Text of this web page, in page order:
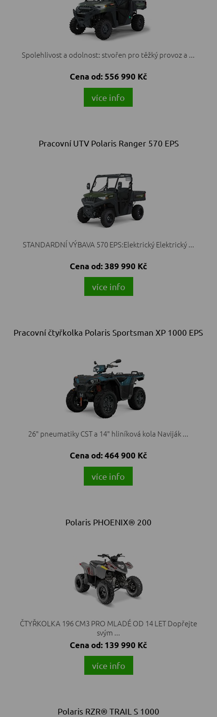
Spolehlivost a odolnost: stvořen pro těžký provoz a ...
Cena od: 556 990 Kč
více info
Pracovní UTV Polaris Ranger 570 EPS
STANDARDNÍ VÝBAVA 570 EPS:Elektrický Elektrický ...
Cena od:389 990 Kč
více info
Pracovní čtyřkolka Polaris Sportsman XP 1000 EPS
26" pneumatiky CST a 14" hliníková kola Naviják ...
Cena od:464 900 Kč
více info
Polaris PHOENIX® 200
ČTYŘKOLKA 196 CM3 PRO MLADÉ OD 14 LET Dopřejte
svým ...
Cena od: 139 990 Kč
více info
Polaris RZR® TRAIL S 1000